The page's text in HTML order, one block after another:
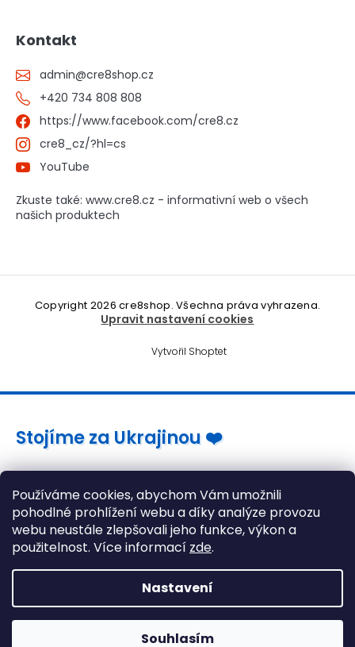
Používáme cookies, abychom Vám umožnili
pohodlné prohlížení webu a díky analýze provozu
webu neustále zlepšovali jeho funkce, výkon a
použitelnost. Více informací zde.
Nastavení
Souhlasím
Kontakt
admin@cre8shop.cz
+420 734 808 808
https://www.facebook.com/cre8.cz
cre8_cz/?hl=cs
YouTube
Zkuste také: www.cre8.cz - informativní web o všech
našich produktech
Vytvořil Shoptet
Copyright 2026cre8shop. Všechna práva vyhrazena.
Upravit nastavení cookies
Stojíme za Ukrajinou ❤️
Jak a čím pomoci »